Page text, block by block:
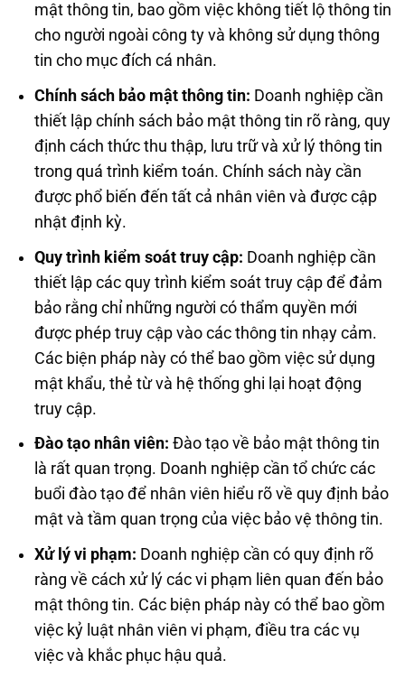
mật thông tin, bao gồm việc không tiết lộ thông tin
cho người ngoài công ty và không sử dụng thông
tin cho mục đích cá nhân.
Chính sách bảo mật thông tin: Doanh nghiệp cần
thiết lập chính sách bảo mật thông tin rõ ràng, quy
định cách thức thu thập, lưu trữ và xử lý thông tin
trong quá trình kiểm toán. Chính sách này cần
được phổ biến đến tất cả nhân viên và được cập
nhật định kỳ.
Quy trình kiểm soát truy cập: Doanh nghiệp cần
thiết lập các quy trình kiểm soát truy cập để đảm
bảo rằng chỉ những người có thẩm quyền mới
được phép truy cập vào các thông tin nhạy cảm.
Các biện pháp này có thể bao gồm việc sử dụng
mật khẩu, thẻ từ và hệ thống ghi lại hoạt động
truy cập.
Đào tạo nhân viên: Đào tạo về bảo mật thông tin
là rất quan trọng. Doanh nghiệp cần tổ chức các
buổi đào tạo để nhân viên hiểu rõ về quy định bảo
mật và tầm quan trọng của việc bảo vệ thông tin.
Xử lý vi phạm: Doanh nghiệp cần có quy định rõ
ràng về cách xử lý các vi phạm liên quan đến bảo
mật thông tin. Các biện pháp này có thể bao gồm
việc kỷ luật nhân viên vi phạm, điều tra các vụ
việc và khắc phục hậu quả.